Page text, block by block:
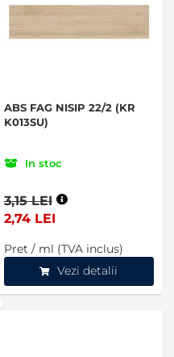
ABS FAG NISIP 22/2 (KR
K013SU)
In stoc
3,15 LEI
2,74 LEI
Pret / ml (TVA inclus)
Vezi detalii